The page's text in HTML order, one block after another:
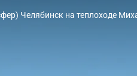
Челябинск на теплоходе